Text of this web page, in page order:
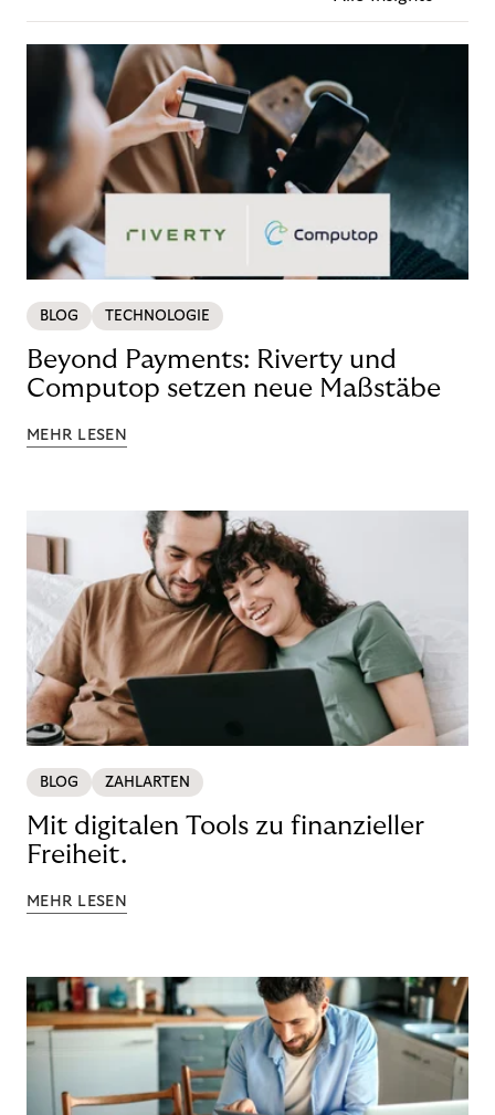
BLOG TECHNOLOGIE
Beyond Payments: Riverty und
Computop setzen neue Maßstäbe
MEHR LESEN
BLOG ZAHLARTEN
Mit digitalen Tools zu finanzieller
Freiheit.
MEHR LESEN